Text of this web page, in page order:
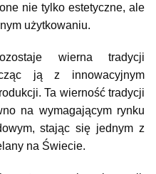
nie tylko estetyczne, ale
użytkowaniu.
wierna tradycji
ją z innowacyjnym
Ta wierność tradycji
na wymagającym rynku
stając się jednym z
na Świecie.